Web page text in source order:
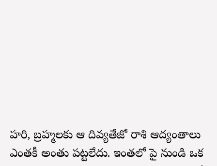
హరి, బ్రహ్మలకు ఆ దివ్యతేజో రాశి ఆద్యంతాలు
ఎంతకీ అంతు పట్టలేదు. ఇంతలో పై నుండి ఒక